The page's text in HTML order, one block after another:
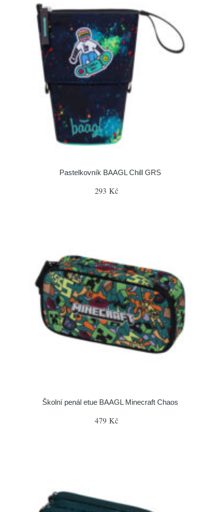
Pastelkovník BAAGL Chill GRS
293 Kč
Školní penál etue BAAGL Minecraft Chaos
479 Kč